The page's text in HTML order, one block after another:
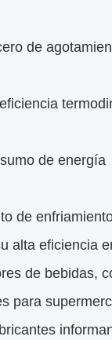
de
de energía
de
alta eficiencia
de bebidas,
para